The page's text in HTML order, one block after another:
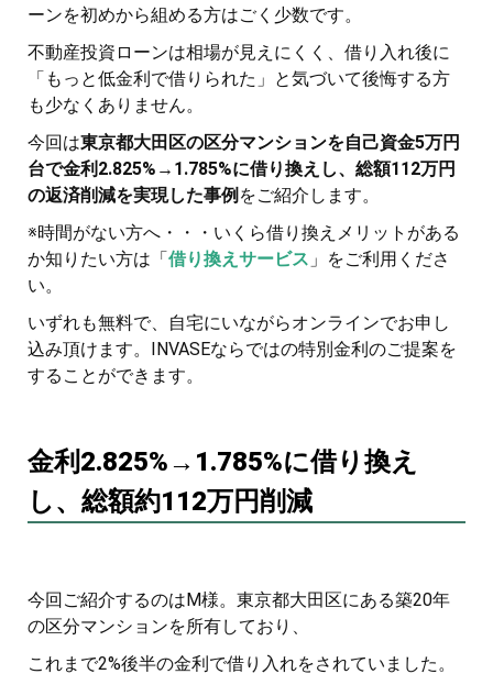
ーンを初めから組める方はごく少数です。
不動産投資ローンは相場が見えにくく、借り入れ後に
「もっと低金利で借りられた」と気づいて後悔する方
も少なくありません。
今回は東京都大田区の区分マンションを自己資金5万円
台で金利2.825%→1.785%に借り換えし、総額112万円
の返済削減を実現した事例 をご紹介します。
※時間がない方へ・・・いくら借り換えメリットがある
か知りたい方は「借り換えサービス 」をご利用くださ
い。
いずれも無料で、自宅にいながらオンラインでお申し
込み頂けます。INVASEならではの特別金利のご提案を
することができます。
金利2.825%→1.785%に借り換え
し、総額約112万円削減
今回ご紹介するのはM様。東京都大田区にある築20年
の区分マンションを所有しており、
これまで2%後半の金利で借り入れをされていました。